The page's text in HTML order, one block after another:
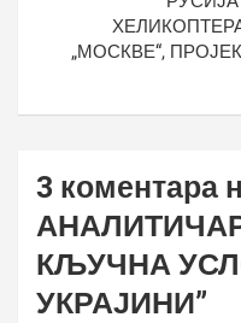
„МОСКВЕ“,
3 коментара
КЉУЧНА
УКРАЈИНИ”